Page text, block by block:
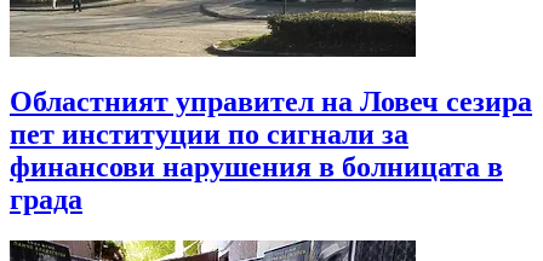
Областният управител на Ловеч сезира
пет институции по сигнали за
финансови нарушения в болницата в
града